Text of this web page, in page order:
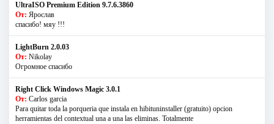
UltraISO Premium Edition 9.7.6.3860
От: Ярослав
спасибо! мяу !!!
LightBurn 2.0.03
От: Nikolay
Огромное спасибо
Right Click Windows Magic 3.0.1
От: Carlos garcia
Para quitar toda la porqueria que instala en hibituninstaller (gratuito) opcion
herramientas del contextual una a una las eliminas. Totalmente